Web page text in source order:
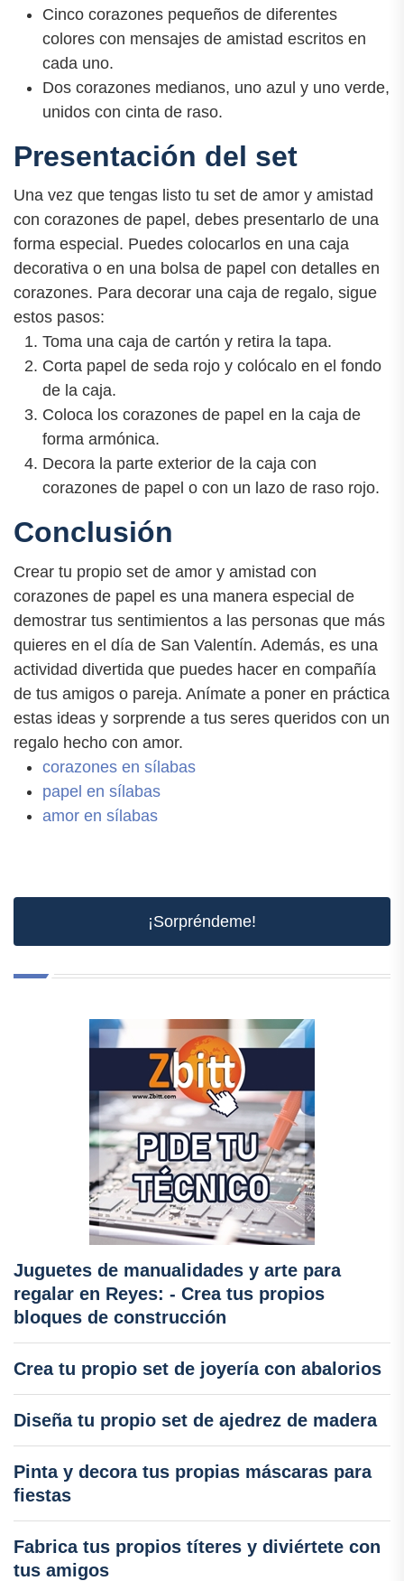
Cinco corazones pequeños de diferentes
colores con mensajes de amistad escritos en
cada uno.
Dos corazones medianos, uno azul y uno verde,
unidos con cinta de raso.
Presentación del set
Una vez que tengas listo tu set de amor y amistad
con corazones de papel, debes presentarlo de una
forma especial. Puedes colocarlos en una caja
decorativa o en una bolsa de papel con detalles en
corazones. Para decorar una caja de regalo, sigue
estos pasos:
Toma una caja de cartón y retira la tapa.
Corta papel de seda rojo y colócalo en el fondo
de la caja.
Coloca los corazones de papel en la caja de
forma armónica.
Decora la parte exterior de la caja con
corazones de papel o con un lazo de raso rojo.
Conclusión
Crear tu propio set de amor y amistad con
corazones de papel es una manera especial de
demostrar tus sentimientos a las personas que más
quieres en el día de San Valentín. Además, es una
actividad divertida que puedes hacer en compañía
de tus amigos o pareja. Anímate a poner en práctica
estas ideas y sorprende a tus seres queridos con un
regalo hecho con amor.
corazones en sílabas
papel en sílabas
amor en sílabas
¡Sorpréndeme!
Juguetes de manualidades y arte para
regalar en Reyes: - Crea tus propios
bloques de construcción
Crea tu propio set de joyería con abalorios
Diseña tu propio set de ajedrez de madera
Pinta y decora tus propias máscaras para
fiestas
Fabrica tus propios títeres y diviértete con
tus amigos